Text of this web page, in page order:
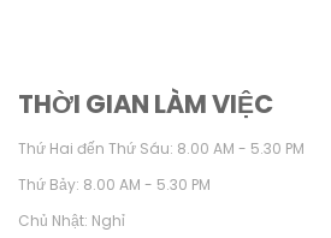
THỜI GIAN LÀM VIỆC
Thứ Hai đến Thứ Sáu: 8.00 AM - 5.30 PM
Thứ Bảy: 8.00 AM - 5.30 PM
Chủ Nhật: Nghỉ